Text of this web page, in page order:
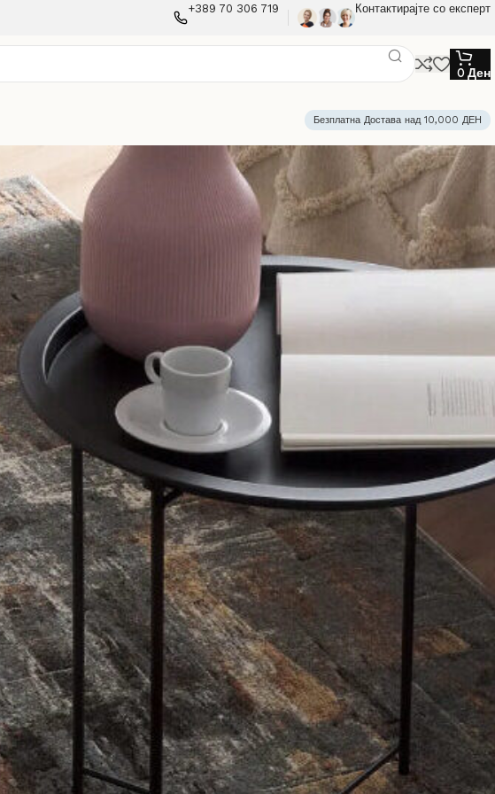
+389 70 306 719 Контактирајте со експерт
0 Ден
Безплатна Достава над 10,000 ДЕН